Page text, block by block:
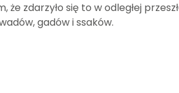
że zdarzyło się to w odległej
gadów i ssaków.